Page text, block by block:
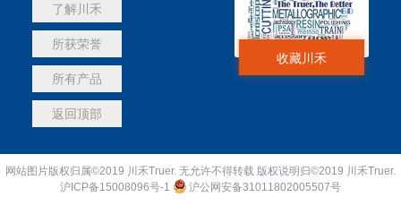
了解川禾
所获荣誉
所有产品
返回顶部
收藏川禾
网站图片版权归属©2019 川禾Truer. 无允许不得转载 版权说明归©2019 川禾Truer.
沪ICP备15008096号-1
沪公网安备31011802005507号